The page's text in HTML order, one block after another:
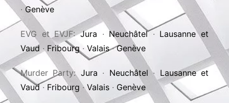
Nos animations par région
Team Building & Sorties d’entreprise :
·
Neuchâtel·Lausanne et Vaud· Fribourg·
Valais·Genève